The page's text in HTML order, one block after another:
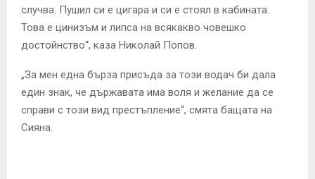
случва. Пушил си е цигара и си е стоял в кабината.
Това е цинизъм и липса на всякакво човешко
достойнство“, каза Николай Попов.
„За мен една бърза присъда за този водач би дала
един знак, че държавата има воля и желание да се
справи с този вид престъпление“, смята бащата на
Сияна.